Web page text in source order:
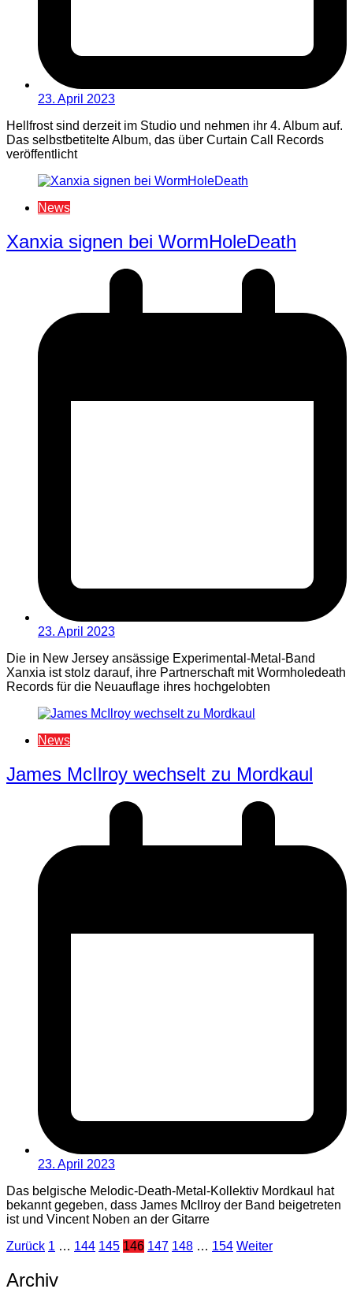
23. April 2023
Hellfrost sind derzeit im Studio und nehmen ihr 4. Album auf.
Das selbstbetitelte Album, das über Curtain Call Records
veröffentlicht
News
Xanxia signen bei WormHoleDeath
23. April 2023
Die in New Jersey ansässige Experimental-Metal-Band
Xanxia ist stolz darauf, ihre Partnerschaft mit Wormholedeath
Records für die Neuauflage ihres hochgelobten
News
James McIlroy wechselt zu Mordkaul
23. April 2023
Das belgische Melodic-Death-Metal-Kollektiv Mordkaul hat
bekannt gegeben, dass James McIlroy der Band beigetreten
ist und Vincent Noben an der Gitarre
Seitennummerierung
der
Beiträge
Zurück 1 … 144 145 146 147 148 … 154 Weiter
Archiv